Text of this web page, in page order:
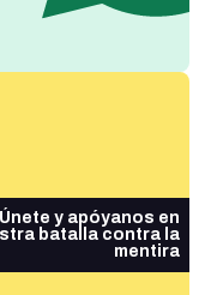
Únete y apóyanos en
batalla contra la
mentira